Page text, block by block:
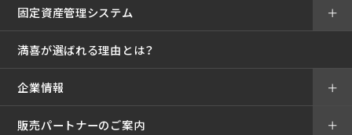
固定資産管理システム ＋
満喜が選ばれる理由とは？
企業情報 ＋
販売パートナーのご案内 ＋